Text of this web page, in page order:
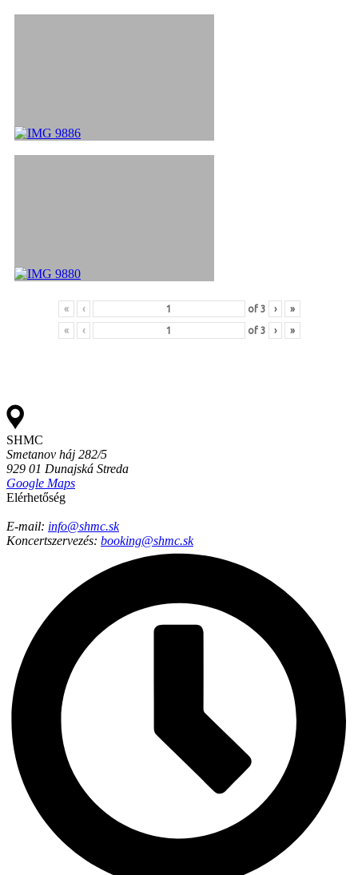
« ‹ of 3 › »
« ‹ of 3 › »
SHMC
Smetanov háj 282/5
929 01 Dunajská Streda
Google Maps
Elérhetőség
E-mail: info@shmc.sk​
Koncertszervezés: booking@shmc.sk​